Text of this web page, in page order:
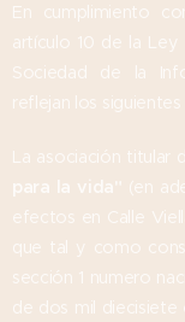
En cumplimiento
artículo 10 de la
Sociedad de la
reflejan los siguientes
La asociación titular
para la vida" (en
efectos en Calle
que tal y como
sección 1 numero
de dos mil diecisiete